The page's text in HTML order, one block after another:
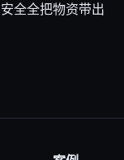
全全把物资带出